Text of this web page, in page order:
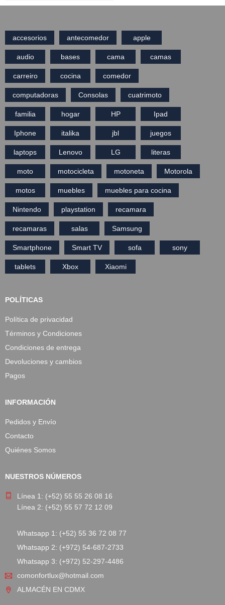
accesorios antecomedor apple
audio bases cama camas
carreiro cocina comedor
computadoras Consolas cuatrimoto
familia hogar HP Ipad
Iphone italika jbl juegos
laptops Lenovo LG literas
moto motocicleta motoneta Motorola
motos muebles muebles para cocina
Nintendo playstation recamara
recamaras salas Samsung
Smartphone Smart TV sofa sony
tablets Xbox Xiaomi
POLÍTICAS
Política de privacidad
Términos y Condiciones
Condiciones de entrega
Devoluciones y cambios
Pagos
INFORMACIÓN
Pedidos y Envío
Contacto
Quiénes Somos
NUESTROS NÚMEROS
Línea 1: (+52) 55 55 26 08 16
Línea 2: (+52) 55 57 72 12 09
Whatsapp 1: (+52) 55 36 72 08 77
Whatsapp 2: (+972) 54-687-2733
Whatsapp 3: (+972) 52-297-4486
comonfortlux@hotmail.com
ALMACÉN EN CDMX